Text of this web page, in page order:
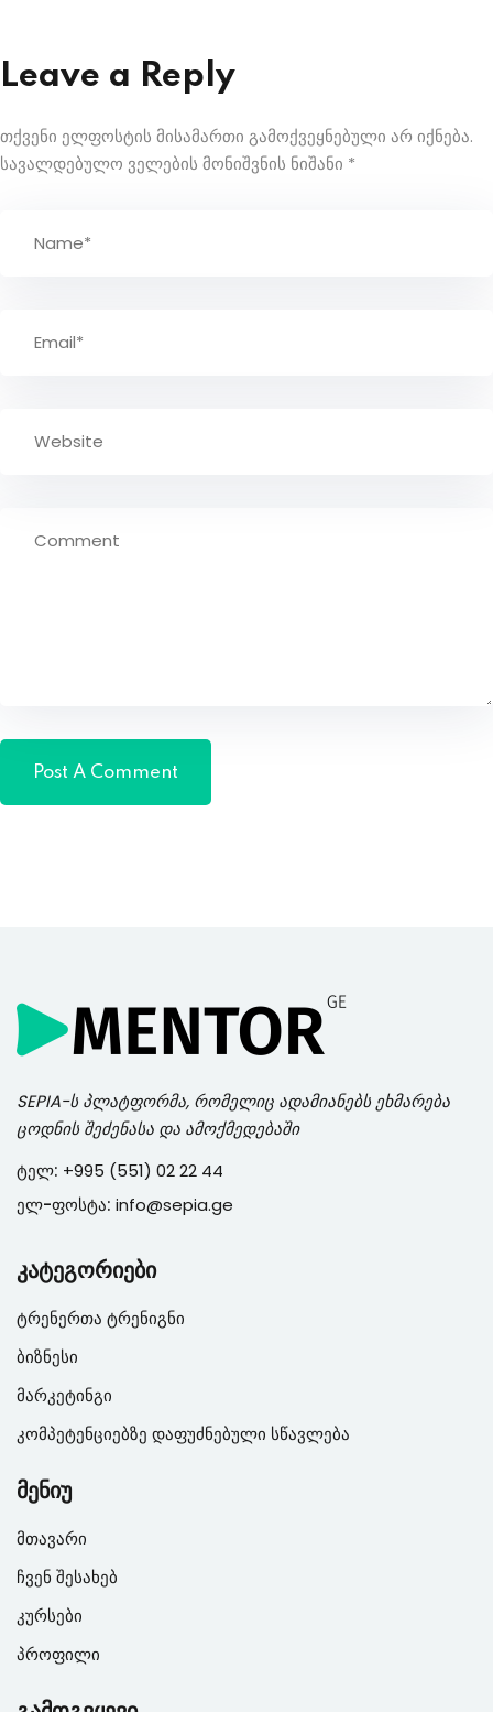
Leave a Reply
თქვენი ელფოსტის მისამართი გამოქვეყნებული არ იქნება.
სავალდებულო ველების მონიშვნის ნიშანი *
SEPIA-ს პლატფორმა, რომელიც ადამიანებს ეხმარება
ცოდნის შეძენასა და ამოქმედებაში
ტელ: +995 (551) 02 22 44
ელ-ფოსტა: info@sepia.ge
კატეგორიები
ტრენერთა ტრენიგნი
ბიზნესი
მარკეტინგი
კომპეტენციებზე დაფუძნებული სწავლება
მენიუ
მთავარი
ჩვენ შესახებ
კურსები
პროფილი